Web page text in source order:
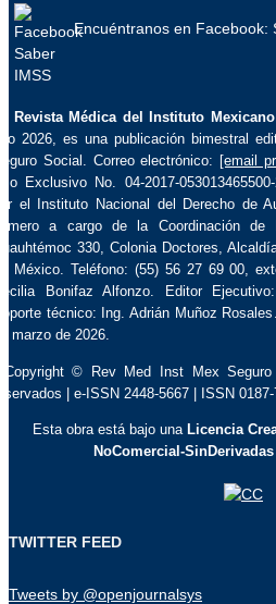
Encuéntranos en Facebook:
Revista Médica del Instituto
2026, es una publicación bimestral
Social. Correo electrónico: [email
Exclusivo No. 04-2017-
el Instituto Nacional del Derecho de
a cargo de la Coordinación de
330, Colonia Doctores,
México. Teléfono: (55) 56 27 69 00,
Bonifaz Alfonzo. Editor
técnico: Ing. Adrián Muñoz
marzo de 2026.
© Rev Med Inst Mex
| e-ISSN 2448-5667 | ISSN
Esta obra está bajo una Licencia
NoComercial-
TWITTER FEED
Tweets by @openjournalsys